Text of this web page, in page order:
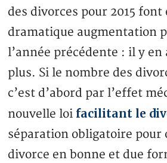
des divorces pour 2015 font
dramatique augmentation
l’année précédente : il y en
plus. Si le nombre des
c’est d’abord par l’effet
nouvelle loi facilitant le
séparation obligatoire pour
divorce en bonne et due